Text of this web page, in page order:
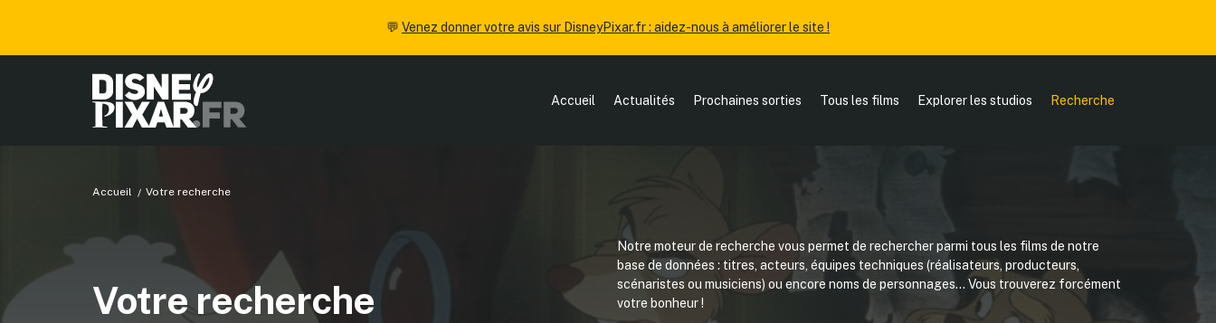
💬 Venez donner votre avis sur DisneyPixar.fr : aidez-nous à améliorer le site !
Accueil Actualités Prochaines sorties Tous les films Explorer les studios Recherche
Accueil Votre recherche
Votre recherche
Notre moteur de recherche vous permet de rechercher parmi tous les films de notre
base de données : titres, acteurs, équipes techniques (réalisateurs, producteurs,
scénaristes ou musiciens) ou encore noms de personnages... Vous trouverez forcément
votre bonheur !